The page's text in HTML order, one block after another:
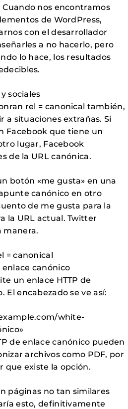
nos encontramos
de WordPress,
con el desarrollador
a no hacerlo, pero
lo hace, los resultados
sociales
rel = canonical también,
a situaciones extrañas. Si
Facebook que tiene un
lugar, Facebook
de la URL canónica.
botón «me gusta» en una
canónico en otro
de me gusta para la
la URL actual. Twitter
manera.
= canonical
enlace canónico
un enlace HTTP de
El encabezado se ve así:
white-
de enlace canónico pueden
archivos como PDF, por
que existe la opción.
páginas no tan similares
esto, definitivamente